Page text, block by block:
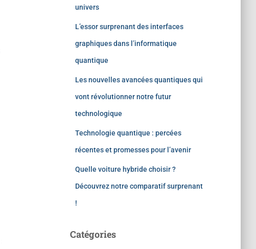
univers
L’essor surprenant des interfaces
graphiques dans l’informatique
quantique
Les nouvelles avancées quantiques qui
vont révolutionner notre futur
technologique
Technologie quantique : percées
récentes et promesses pour l’avenir
Quelle voiture hybride choisir ?
Découvrez notre comparatif surprenant
!
Catégories